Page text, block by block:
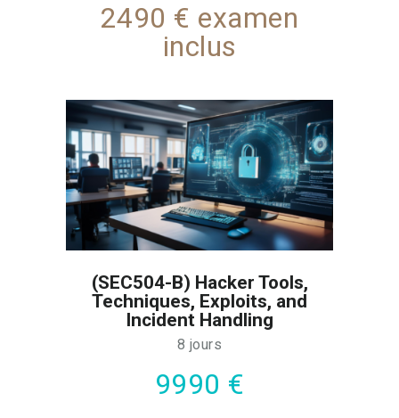
2490 € examen
inclus
(SEC504-B) Hacker Tools,
Techniques, Exploits, and
Incident Handling
8 jours
9990 €